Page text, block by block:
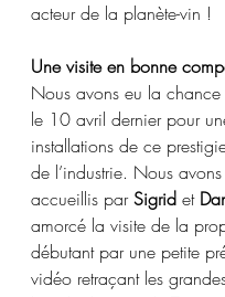
acteur de la planète-vin !
Une visite en bonne
Nous avons eu la chance
le 10 avril dernier pour
installations de ce
de l’industrie. Nous
accueillis par Sigrid et
amorcé la visite de la
débutant par une petite
vidéo retraçant les